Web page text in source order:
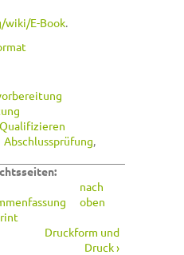
wiki/E-Book.
Qualifizieren
Abschlussprüfung
nach
oben
Druckform und
Druck ›